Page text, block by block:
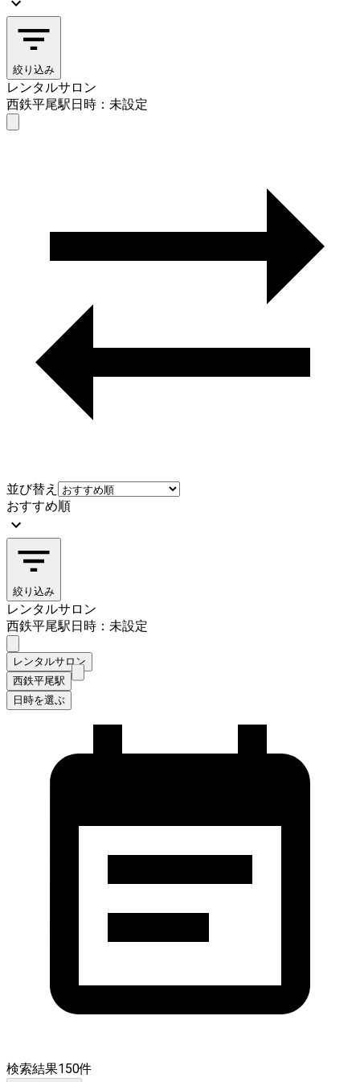
絞り込み
レンタルサロン
西鉄平尾駅日時：未設定
並び替え
おすすめ順
絞り込み
レンタルサロン
西鉄平尾駅日時：未設定
レンタルサロン
西鉄平尾駅
日時を選ぶ
検索結果150件